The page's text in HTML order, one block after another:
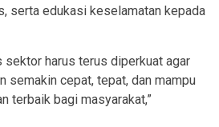
serta edukasi keselamatan kepada
sektor harus terus diperkuat agar
semakin cepat, tepat, dan mampu
terbaik bagi masyarakat,”